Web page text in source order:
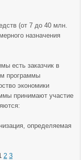
(от 7 до 40 млн.
назначения
есть заказчик в
программы
экономики
принимают участие
определяемая
2 3